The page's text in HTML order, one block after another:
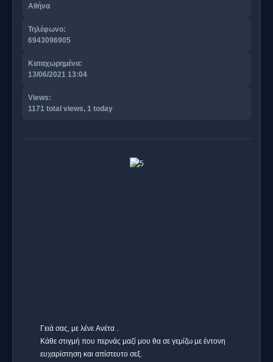
Αθήνα
Τηλέφωνο:
6943096905
Καταχωρημένα:
13/06/2021 13:04
Views:
1171 total views, 1 today
Γειά σας, με λένε Aνέτα .
Κάθε στιγμή που περνάς μαζί μου θα σε γεμίζω με έντονη
ευχαρίστηση και απίστευτο σεξ.